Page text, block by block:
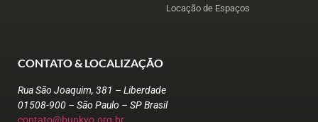
Locação de Espaços
CONTATO & LOCALIZAÇÃO
Rua São Joaquim, 381 – Liberdade
01508-900 – São Paulo – SP Brasil